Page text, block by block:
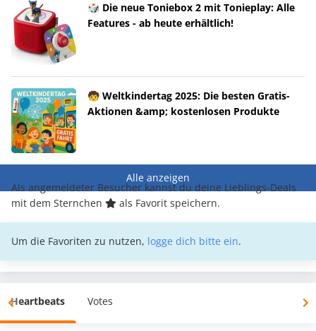
🎲 Die neue Toniebox 2 mit Tonieplay: Alle
Features - ab heute erhältlich!
🧒 Weltkindertag 2025: Die besten Gratis-
Aktionen &amp; kostenlosen Produkte
Alle anzeigen
Als angemeldeter Besucher kannst du deine Lieblings-Deals
mit dem Sternchen
als Favorit speichern.
Um die Favoriten zu nutzen, logge dich bitte ein.
Heartbeats Votes